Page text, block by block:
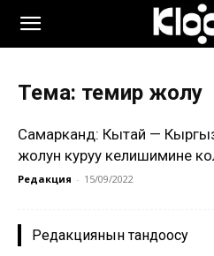
Тема: темир жолу
Самарканд: Кытай —
жолун куруу келишимине
Редакция - 15/09/2022
Редакциянын тандоосу